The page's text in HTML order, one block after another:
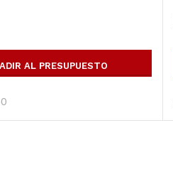
AL PRESUPUESTO